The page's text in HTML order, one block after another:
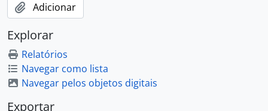
Adicionar
Explorar
Relatórios
Navegar como lista
Navegar pelos objetos digitais
Exportar